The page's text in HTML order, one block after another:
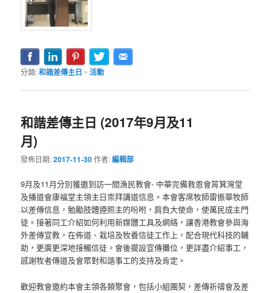
分類:和諧差傳主日 、活動
和諧差傳主日 (2017年9月及11
月)
發佈日期:2017-11-30作者:編輯部
9月及11月分別獲邀到訪一間漁民教會- 中華完備救恩會筲箕灣堂
及播道會康福堂主領主日崇拜講道信息。本會客席牧師雷振華牧師
以差傳信息，勉勵肢體遵照主的吩咐，肩負大使命，使萬民成主門
徒。接著同工介紹如何利用新媒體工具及網絡，讓香港教會參與海
外差傳宣教，在佈道、栽培及牧養信徒工作上，配合現代科技的輔
助，更廣更深地接觸信徒。會後擺設宣傳攤位，更詳盡介紹事工，
感謝牧者傳道及會眾對和諧事工的支持及肯定。
歡迎教會邀約本會主領各類聚會，包括小組團契，差傳祈禱會及差